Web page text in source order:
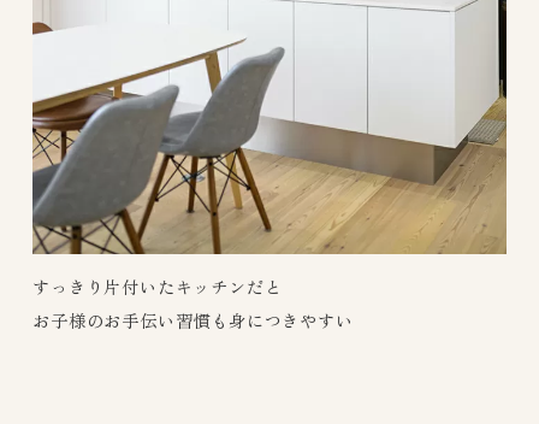
すっきり片付いたキッチンだと
お子様のお手伝い習慣も身につきやすい